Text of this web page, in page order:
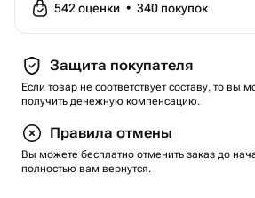
542оценки • 340 покупок
Защита покупателя
Если товар не соответствует составу, то вы
получить денежную компенсацию.
Правила отмены
Вы можете бесплатно отменить заказ до
полностью вам вернутся.